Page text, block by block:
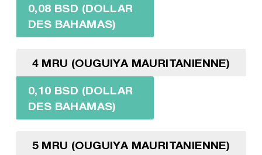
0,08 BSD (DOLLAR
DES BAHAMAS)
4 MRU (OUGUIYA MAURITANIENNE)
0,10 BSD (DOLLAR
DES BAHAMAS)
5 MRU (OUGUIYA MAURITANIENNE)